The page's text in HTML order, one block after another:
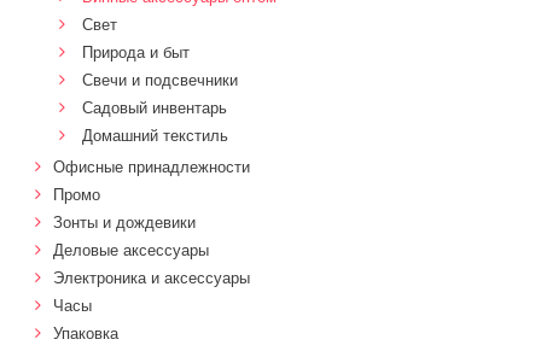
Свет
Природа и быт
Свечи и подсвечники
Садовый инвентарь
Домашний текстиль
Офисные принадлежности
Промо
Зонты и дождевики
Деловые аксессуары
Электроника и аксессуары
Часы
Упаковка